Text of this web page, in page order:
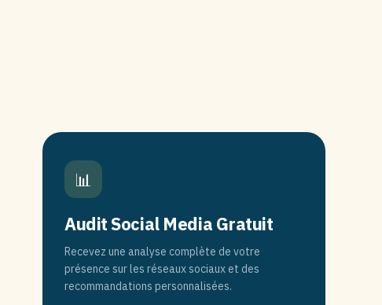
📊
Audit Social Media Gratuit
Recevez une analyse complète de votre
présence sur les réseaux sociaux et des
recommandations personnalisées.